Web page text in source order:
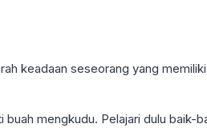
keadaan seseorang yang
mengkudu. Pelajari dulu